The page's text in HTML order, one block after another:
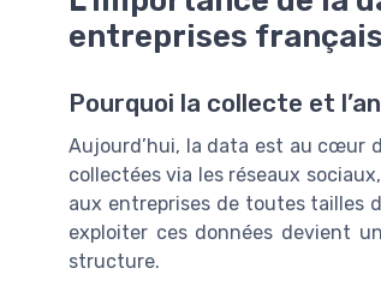
entreprises
Pourquoi la collecte et
Aujourd’hui, la data est au cœur
collectées via les réseaux
aux entreprises de toutes tailles
exploiter ces données devient
structure.